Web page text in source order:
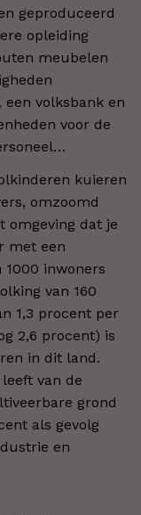
geproduceerd
opleiding
meubelen
volksbank en
voor de
kuieren
omzoomd
omgeving dat je
met een
inwoners
van 160
1,3 procent per
2,6 procent) is
in dit land.
van de
grond
als gevolg
en